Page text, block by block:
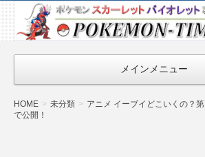
ポケモン最新
情報まとめ
『POKEMON-
TIMES』
メインメニュー
HOME 未分類
アニメ イーブイどこいくの？
で公開！